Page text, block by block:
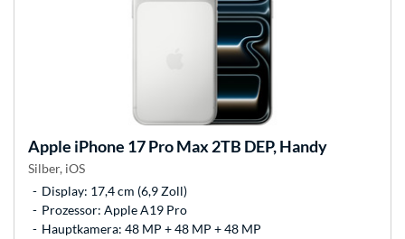
Apple iPhone 17 Pro Max 2TB DEP, Handy
Silber, iOS
Display: 17,4 cm (6,9 Zoll)
Prozessor: Apple A19 Pro
Hauptkamera: 48 MP + 48 MP + 48 MP